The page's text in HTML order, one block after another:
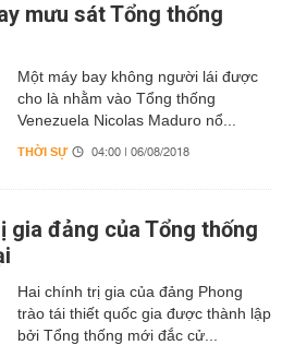
mưu sát Tổng thống
Một máy bay không người lái được
cho là nhằm vào Tổng thống
Venezuela Nicolas Maduro nổ...
THỜI SỰ 04:00 | 06/08/2018
gia đảng của Tổng thống
Hai chính trị gia của đảng Phong
trào tái thiết quốc gia được thành lập
bởi Tổng thống mới đắc cử...